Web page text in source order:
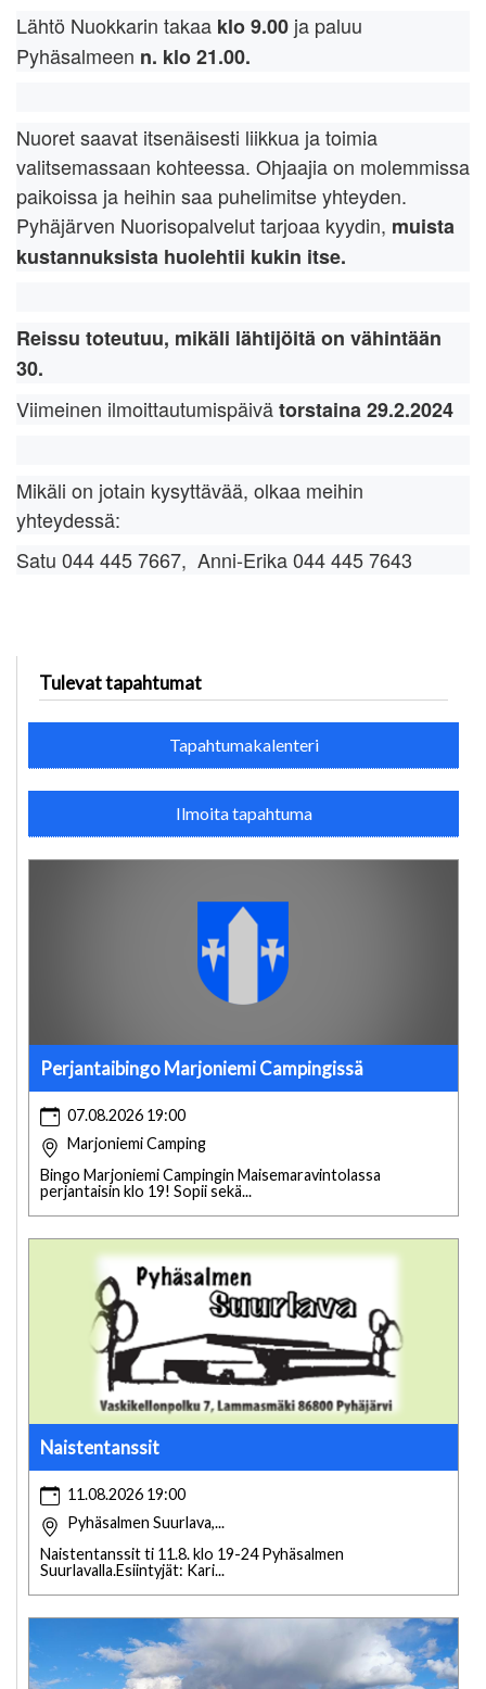
Lähtö Nuokkarin takaa klo 9.00 ja paluu
Pyhäsalmeen n. klo 21.00.
Nuoret saavat itsenäisesti liikkua ja toimia
valitsemassaan kohteessa. Ohjaajia on molemmissa
paikoissa ja heihin saa puhelimitse yhteyden.
Pyhäjärven Nuorisopalvelut tarjoaa kyydin, muista
kustannuksista huolehtii kukin itse.
Reissu toteutuu, mikäli lähtijöitä on vähintään
30.
Viimeinen ilmoittautumispäivätorstaina 29.2.2024
Mikäli on jotain kysyttävää, olkaa meihin
yhteydessä:
Satu 044 445 7667, Anni-Erika 044 445 7643
Tulevat tapahtumat
Tapahtumakalenteri
Ilmoita tapahtuma
Perjantaibingo Marjoniemi Campingissä
07.08.2026 19:00
Marjoniemi Camping
Bingo Marjoniemi Campingin Maisemaravintolassa
perjantaisin klo 19! Sopii sekä...
Naistentanssit
11.08.2026 19:00
Pyhäsalmen Suurlava,...
Naistentanssit ti 11.8. klo 19-24 Pyhäsalmen
Suurlavalla.Esiintyjät: Kari...